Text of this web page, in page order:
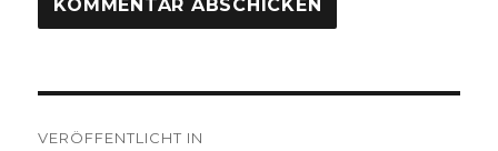
VERÖFFENTLICHT IN